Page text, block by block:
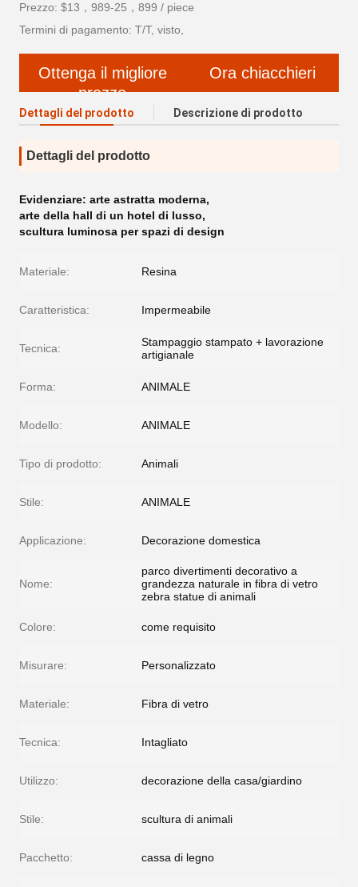
Prezzo: $13，989-25，899 / piece
Termini di pagamento: T/T, visto,
Ottenga il migliore
prezzo
Ora chiacchieri
Dettagli del prodotto Descrizione di prodotto
Dettagli del prodotto
Evidenziare: arte astratta moderna,
arte della hall di un hotel di lusso,
scultura luminosa per spazi di design
Materiale: Resina
Caratteristica: Impermeabile
Tecnica:
Stampaggio stampato + lavorazione
artigianale
Forma: ANIMALE
Modello: ANIMALE
Tipo di prodotto: Animali
Stile: ANIMALE
Applicazione: Decorazione domestica
Nome:
parco divertimenti decorativo a
grandezza naturale in fibra di vetro
zebra statue di animali
Colore: come requisito
Misurare: Personalizzato
Materiale: Fibra di vetro
Tecnica: Intagliato
Utilizzo: decorazione della casa/giardino
Stile: scultura di animali
Pacchetto: cassa di legno